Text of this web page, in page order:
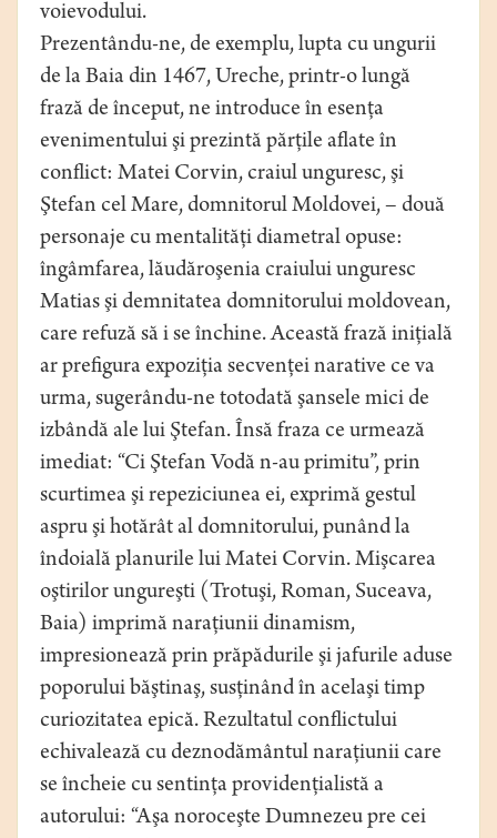
voievodului.
Prezentându-ne, de exemplu, lupta cu ungurii
de la Baia din 1467, Ureche, printr-o lungă
frază de început, ne introduce în esenţa
evenimentului şi prezintă părţile aflate în
conflict: Matei Corvin, craiul unguresc, şi
Ştefan cel Mare, domnitorul Moldovei, – două
personaje cu mentalităţi diametral opuse:
îngâmfarea, lăudăroşenia craiului unguresc
Matias şi demnitatea domnitorului moldovean,
care refuză să i se închine. Această frază iniţială
ar prefigura expoziţia secvenţei narative ce va
urma, sugerându-ne totodată şansele mici de
izbândă ale lui Ştefan. Însă fraza ce urmează
imediat: “Ci Ştefan Vodă n-au primitu”, prin
scurtimea şi repeziciunea ei, exprimă gestul
aspru şi hotărât al domnitorului, punând la
îndoială planurile lui Matei Corvin. Mişcarea
oştirilor ungureşti (Trotuşi, Roman, Suceava,
Baia) imprimă naraţiunii dinamism,
impresionează prin prăpădurile şi jafurile aduse
poporului băştinaş, susţinând în acelaşi timp
curiozitatea epică. Rezultatul conflictului
echivalează cu deznodământul naraţiunii care
se încheie cu sentinţa providenţialistă a
autorului: “Aşa noroceşte Dumnezeu pre cei